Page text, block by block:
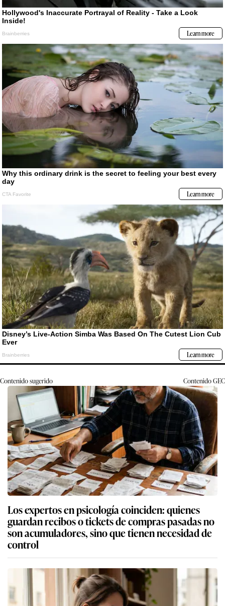
Contenido sugerido ContenidoGEC
Los expertos en psicología coinciden: quienes
guardan recibos o tickets de compras pasadas no
son acumuladores, sino que tienen necesidad de
control